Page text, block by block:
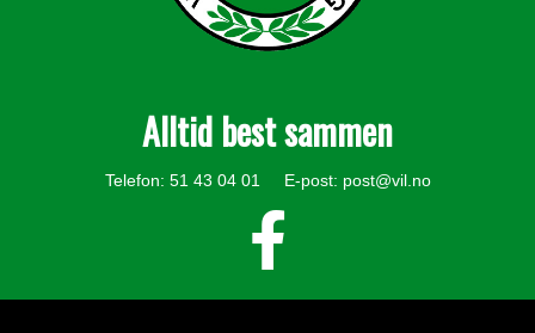
Alltid best sammen
Telefon: 51 43 04 01 E-post: post@vil.no